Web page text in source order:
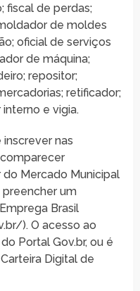
fiscal de perdas;
de moldes
oficial de serviços
de máquina;
repositor;
retificador;
e vigia.
nas
Mercado Municipal
preencher um
Brasil
). O acesso ao
Portal Gov.br, ou é
Digital de